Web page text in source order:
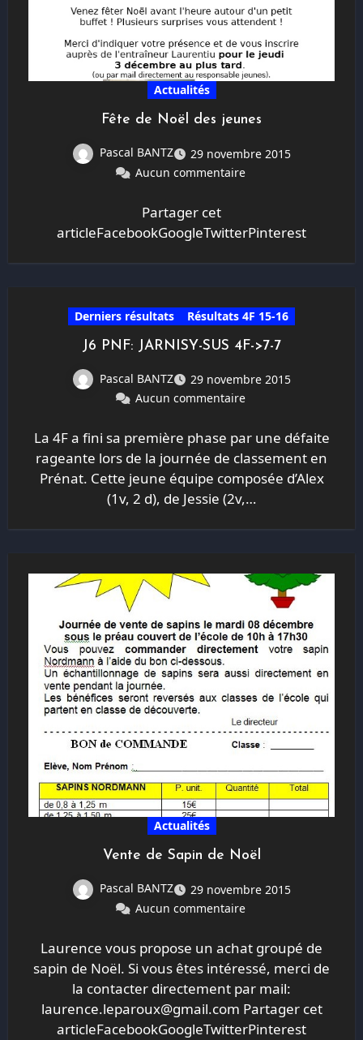
Actualités
Fête de Noël des jeunes
Pascal BANTZ
29 novembre 2015
Aucun commentaire
Partager cet
articleFacebookGoogleTwitterPinterest
Derniers résultats Résultats 4F 15-16
J6 PNF: JARNISY-SUS 4F->7-7
Pascal BANTZ
29 novembre 2015
Aucun commentaire
La 4F a fini sa première phase par une défaite
rageante lors de la journée de classement en
Prénat. Cette jeune équipe composée d’Alex
(1v, 2 d), de Jessie (2v,…
Actualités
Vente de Sapin de Noël
Pascal BANTZ
29 novembre 2015
Aucun commentaire
Laurence vous propose un achat groupé de
sapin de Noël. Si vous êtes intéressé, merci de
la contacter directement par mail:
laurence.leparoux@gmail.com Partager cet
articleFacebookGoogleTwitterPinterest